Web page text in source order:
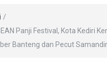
/
Panji Festival, Kota Kediri
Banteng dan Pecut